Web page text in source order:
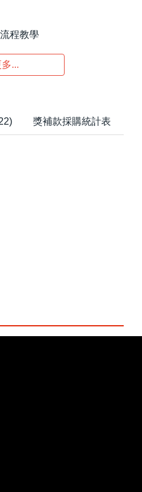
程教學
...
獎補款採購統計表